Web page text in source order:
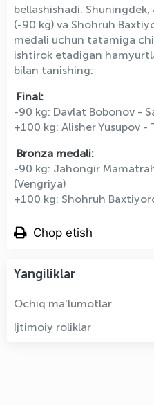
bellashishadi.
(-90 kg) va Shohruh
medali uchun tatamiga
ishtirok etadigan
bilan tanishing:
Final:
-90 kg: Davlat Bobonov -
+100 kg: Alisher Yusupov
Bronza medali:
-90 kg: Jahongir
(Vengriya)
+100 kg: Shohruh
Chop etish
Yangiliklar
Ochiq ma'lumotlar
Ijtimoiy roliklar